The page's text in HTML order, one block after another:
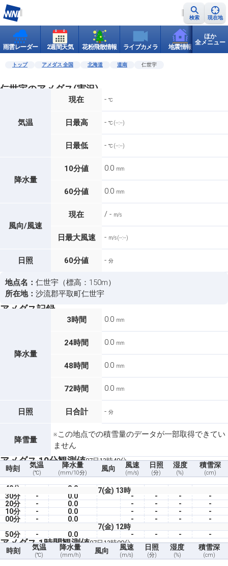
検索 現在地
雨雲レーダー 2週間天気 花粉飛散情報 ライブカメラ 地震情報 世界天
ほか
全メニュー
トップ アメダス 全国 北海道 道南 仁世宇
仁世宇のアメダス(実況)
気温
現在 - ℃
日最高 - ℃ (--:--)
日最低 - ℃ (--:--)
降水量
10分値 0.0 mm
60分値 0.0 mm
風向/風速
現在 / - m/s
日最大風速 - m/s (--:--)
日照 60分値 - 分
地点名： 仁世宇（標高：150m）
所在地： 沙流郡平取町仁世宇
アメダス記録
降水量
3時間 0.0 mm
24時間 0.0 mm
48時間 0.0 mm
72時間 0.0 mm
日照 日合計 - 分
降雪量
※この地点での積雪量のデータが一部取得できてい
ません
アメダス 10分観測値07日13時40分
時刻 気温
(℃)
降水量
(mm/10分)
風向 風速
(m/s)
日照
(分)
湿度
(%)
積雪深
(cm)
7(金) 13時
40分 0.0 -
30分
- 0.0 - - -
-
20分
- 0.0 - - -
-
10分
- 0.0 - - -
-
00分
- 0.0 - - -
-
7(金) 12時
50分
- 0.0 - - - -
アメダス 1時間観測値07日13時00分
時刻 気温
(℃)
降水量
(mm/h)
風向 風速
(m/s)
日照
(分)
湿度
(%)
積雪深
(cm)